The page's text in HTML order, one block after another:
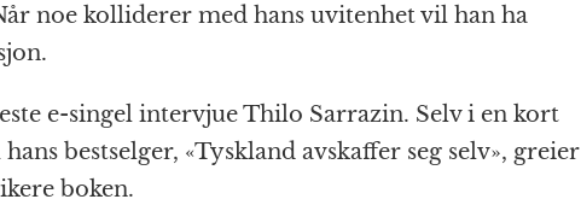
noe kolliderer med hans uvitenhet vil han ha
e-singel intervjue Thilo Sarrazin. Selv i en kort
bestselger, «Tyskland avskaffer seg selv», greier
boken.